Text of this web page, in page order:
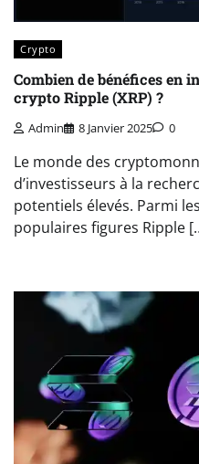
Crypto
Combien de bénéfices en
crypto Ripple (XRP) ?
Admin 8 Janvier 2025 0
Le monde des
d’investisseurs à la
potentiels élevés. Parmi
populaires figures Ripple